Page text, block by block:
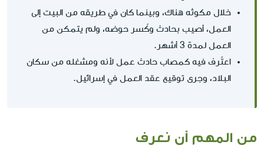
خلال مكوثه هناك، وبينما كان في طريقه من البيت إلى
العمل، أصيب بحادث وكُسر حوضه، ولم يتمكن من
العمل لمدة 3 أشهر.
اعتُرف فيه كمصاب حادث عمل لأنه ومشغله من سكان
البلاد، وجرى توقيع عقد العمل في إسرائيل.
من المهم أن نعرف